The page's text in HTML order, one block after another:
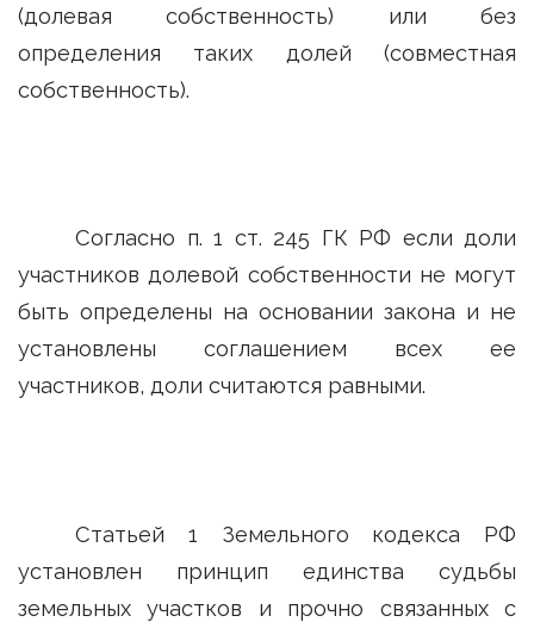
(долевая собственность) или без
определения таких долей (совместная
собственность).
Согласно п. 1 ст. 245 ГК РФ если доли
участников долевой собственности не могут
быть определены на основании закона и не
установлены соглашением всех ее
участников, доли считаются равными.
Статьей 1 Земельного кодекса РФ
установлен принцип единства судьбы
земельных участков и прочно связанных с